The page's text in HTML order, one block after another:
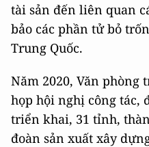
tài sản đến liên quan
bảo các phần tử bỏ
Trung Quốc.
Năm 2020, Văn phòng
họp hội nghị công tác,
triển khai, 31 tỉnh,
đoàn sản xuất xây